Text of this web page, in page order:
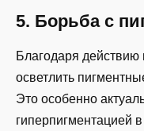
5. Борьба с
Благодаря действию
осветлить
Это особенно
гиперпигментацией